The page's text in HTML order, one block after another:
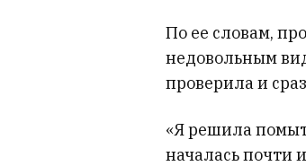
По ее словам,
недовольным
проверила и
«Я решила
началась почти